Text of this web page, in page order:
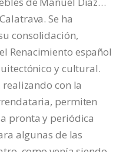
Se ha
consolidación,
Renacimiento español
y cultural.
realizando con la
permiten
pronta y periódica
algunas de las